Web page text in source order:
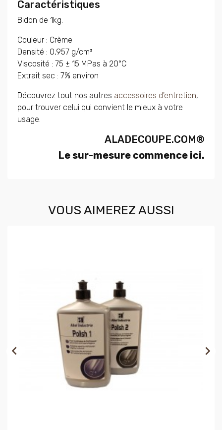
Caractéristiques
Bidon de 1kg.
Couleur : Crème
Densité : 0,957 g/cm³
Viscosité : 75 ± 15 MPas à 20°C
Extrait sec : 7% environ
Découvrez tout nos autres accessoires d'entretien,
pour trouver celui qui convient le mieux à votre
usage.
ALADECOUPE.COM®
Le sur-mesure commence ici.
VOUS AIMEREZ AUSSI
 